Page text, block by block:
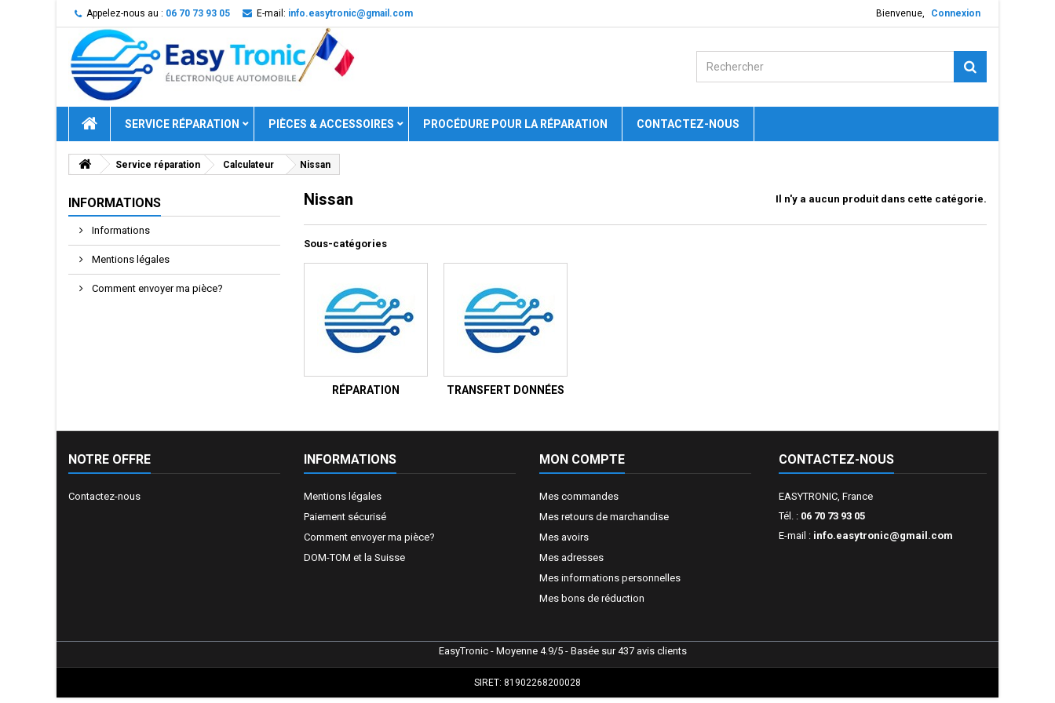
Bienvenue, Connexion
Appelez-nous au : 06 70 73 93 05 E-mail: info.easytronic@gmail.com
SERVICE RÉPARATION PIÈCES & ACCESSOIRES PROCÉDURE POUR LA RÉPARATION CONTACTEZ-NOUS
Service réparation Calculateur Nissan
INFORMATIONS
Informations
Mentions légales
Comment envoyer ma pièce?
Nissan Il n'y a aucun produit dans cette catégorie.
Sous-catégories
RÉPARATION TRANSFERT DONNÉES
NOTRE OFFRE
Contactez-nous
INFORMATIONS
Mentions légales
Paiement sécurisé
Comment envoyer ma pièce?
DOM-TOM et la Suisse
SIRET: 81902268200028
MON COMPTE
Mes commandes
Mes retours de marchandise
Mes avoirs
Mes adresses
Mes informations personnelles
Mes bons de réduction
CONTACTEZ-NOUS
EASYTRONIC, France
Tél. : 06 70 73 93 05
E-mail : info.easytronic@gmail.com
EasyTronic - Moyenne 4.9/5 - Basée sur437 avis clients